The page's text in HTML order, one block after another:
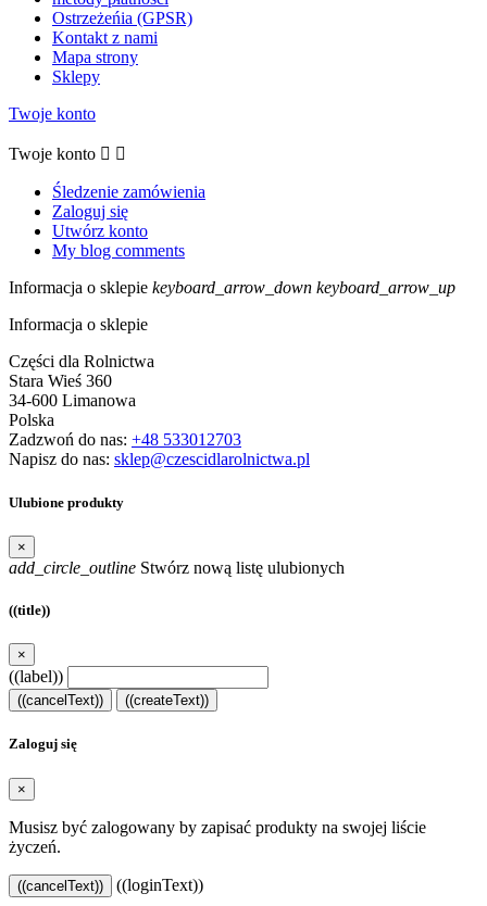
Ostrzeżeńia (GPSR)
Kontakt z nami
Mapa strony
Sklepy
Twoje konto
Twoje konto  
Śledzenie zamówienia
Zaloguj się
Utwórz konto
My blog comments
Informacja o sklepie keyboard_arrow_down keyboard_arrow_up
Informacja o sklepie
Części dla Rolnictwa
Stara Wieś 360
34-600 Limanowa
Polska
Zadzwoń do nas: +48 533012703
Napisz do nas: sklep@czescidlarolnictwa.pl
Ulubione produkty
×
add_circle_outline Stwórz nową listę ulubionych
((title))
×
((label))
((cancelText)) ((createText))
Zaloguj się
×
Musisz być zalogowany by zapisać produkty na swojej liście
życzeń.
((cancelText)) ((loginText))